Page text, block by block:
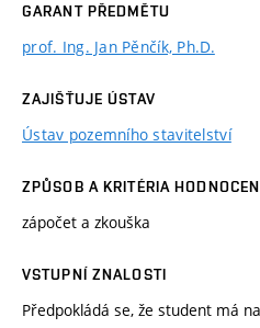
GARANT PŘEDMĚTU
prof. Ing. Jan Pěnčík, Ph.D.
ZAJIŠŤUJE ÚSTAV
Ústav pozemního stavitelství
ZPŮSOB A KRITÉRIA
zápočet a zkouška
VSTUPNÍ ZNALOSTI
Předpokládá se, že student má